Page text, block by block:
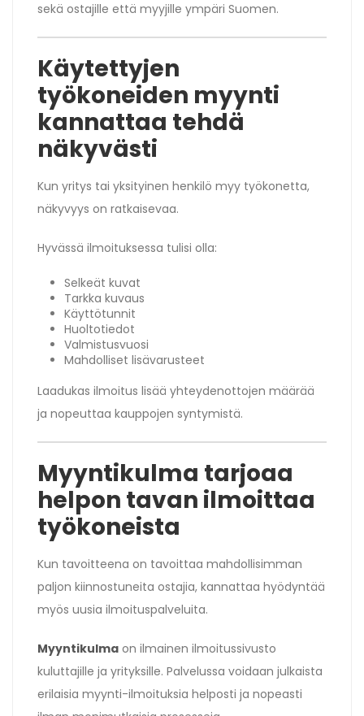
sekä ostajille että myyjille ympäri Suomen.
Käytettyjen
työkoneiden myynti
kannattaa tehdä
näkyvästi
Kun yritys tai yksityinen henkilö myy työkonetta,
näkyvyys on ratkaisevaa.
Hyvässä ilmoituksessa tulisi olla:
Selkeät kuvat
Tarkka kuvaus
Käyttötunnit
Huoltotiedot
Valmistusvuosi
Mahdolliset lisävarusteet
Laadukas ilmoitus lisää yhteydenottojen määrää
ja nopeuttaa kauppojen syntymistä.
Myyntikulma tarjoaa
helpon tavan ilmoittaa
työkoneista
Kun tavoitteena on tavoittaa mahdollisimman
paljon kiinnostuneita ostajia, kannattaa hyödyntää
myös uusia ilmoituspalveluita.
Myyntikulma on ilmainen ilmoitussivusto
kuluttajille ja yrityksille. Palvelussa voidaan julkaista
erilaisia myynti-ilmoituksia helposti ja nopeasti